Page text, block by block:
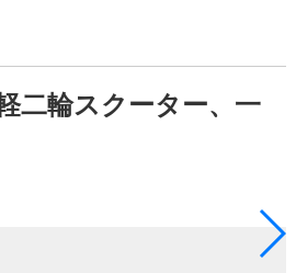
二輪スクーター、一